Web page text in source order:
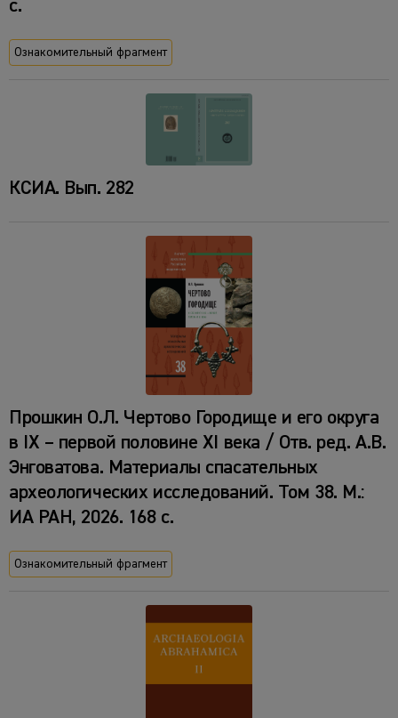
с.
Ознакомительный фрагмент
КСИА. Вып. 282
Прошкин О.Л. Чертово Городище и его округа
в IX – первой половине XI века / Отв. ред. А.В.
Энговатова. Материалы спасательных
археологических исследований. Том 38. М.:
ИА РАН, 2026. 168 с.
Ознакомительный фрагмент